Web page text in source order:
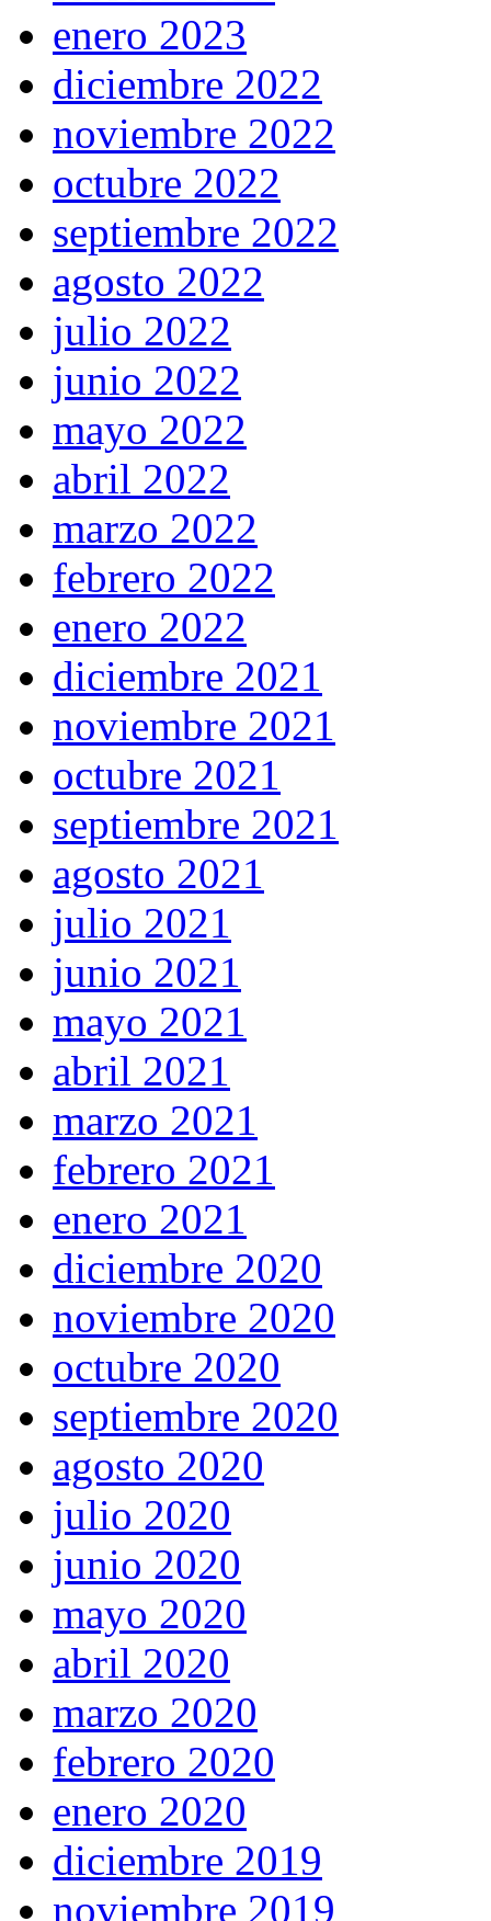
enero 2023
diciembre 2022
noviembre 2022
octubre 2022
septiembre 2022
agosto 2022
julio 2022
junio 2022
mayo 2022
abril 2022
marzo 2022
febrero 2022
enero 2022
diciembre 2021
noviembre 2021
octubre 2021
septiembre 2021
agosto 2021
julio 2021
junio 2021
mayo 2021
abril 2021
marzo 2021
febrero 2021
enero 2021
diciembre 2020
noviembre 2020
octubre 2020
septiembre 2020
agosto 2020
julio 2020
junio 2020
mayo 2020
abril 2020
marzo 2020
febrero 2020
enero 2020
diciembre 2019
noviembre 2019